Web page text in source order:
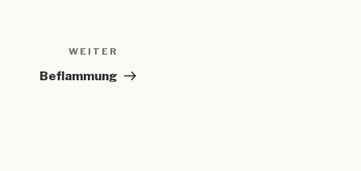
Beitrag
WEITER
Beflammung